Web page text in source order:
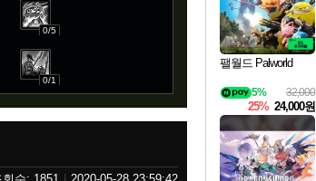
0/5
0/1
팰월드 Palworld
32,000
5%
25% 24,000원